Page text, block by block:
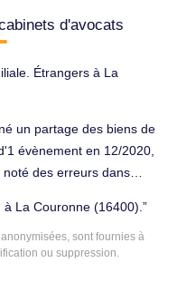
d'avocats
Étrangers à La
un partage des biens de
évènement en 12/2020,
des erreurs dans
notre mère n'a jamais
A priori le notaire a établi
et pas sur le relevé
La Couronne (16400).
sont fournies à
ou suppression.